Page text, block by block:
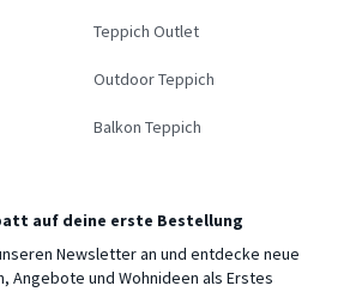
Teppich Outlet
Outdoor Teppich
Balkon Teppich
auf deine erste Bestellung
Newsletter an und entdecke neue
Angebote und Wohnideen als Erstes